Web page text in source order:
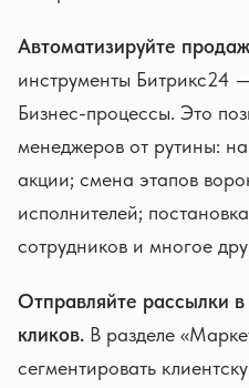
Автоматизируйте
инструменты Битрикс24
Бизнес-процессы. Это
менеджеров от рутины:
акции; смена этапов
исполнителей;
сотрудников и многое
Отправляйте рассылки
кликов. В разделе
сегментировать